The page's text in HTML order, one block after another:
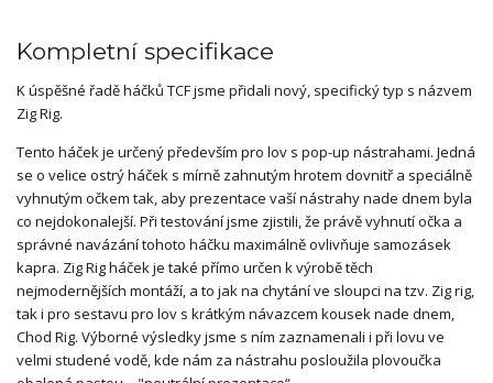
Kompletní specifikace
K úspěšné řadě háčků TCF jsme přidali nový, specifický typ s názvem
Zig Rig.
Tento háček je určený především pro lov s pop-up nástrahami. Jedná
se o velice ostrý háček s mírně zahnutým hrotem dovnitř a speciálně
vyhnutým očkem tak, aby prezentace vaší nástrahy nade dnem byla
co nejdokonalejší. Při testování jsme zjistili, že právě vyhnutí očka a
správné navázání tohoto háčku maximálně ovlivňuje samozásek
kapra. Zig Rig háček je také přímo určen k výrobě těch
nejmodernějších montáží, a to jak na chytání ve sloupci na tzv. Zig rig,
tak i pro sestavu pro lov s krátkým návazcem kousek nade dnem,
Chod Rig. Výborné výsledky jsme s ním zaznamenali i při lovu ve
velmi studené vodě, kde nám za nástrahu posloužila plovoučka